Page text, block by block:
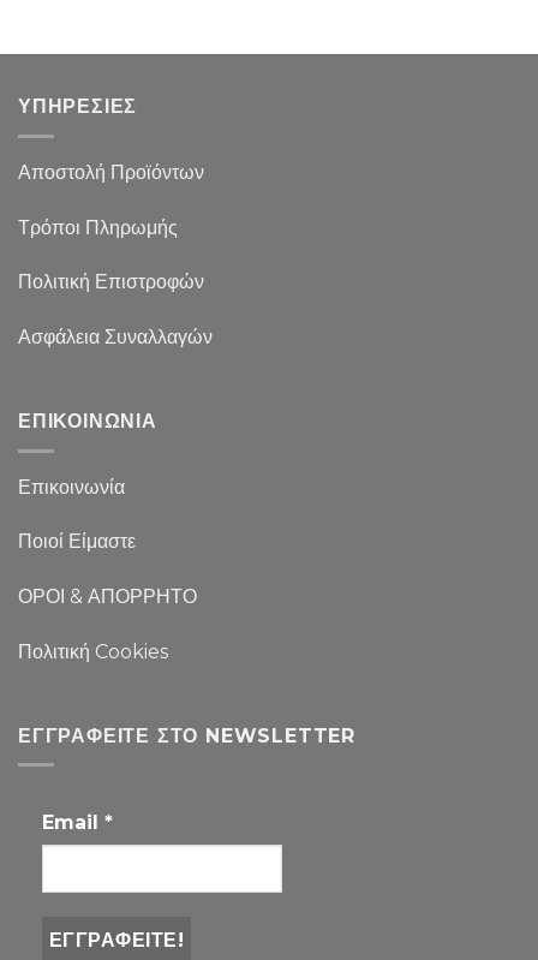
ΥΠΗΡΕΣΙΕΣ
Αποστολή Προϊόντων
Τρόποι Πληρωμής
Πολιτική Επιστροφών
Ασφάλεια Συναλλαγών
ΕΠΙΚΟΙΝΩΝΙΑ
Επικοινωνία
Ποιοί Είμαστε
ΟΡΟΙ & ΑΠΟΡΡΗΤΟ
Πολιτική Cookies
ΕΓΓΡΑΦΕΊΤΕ ΣΤΟ NEWSLETTER
Email *